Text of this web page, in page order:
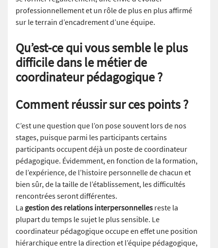
professionnellement et un rôle de plus en plus affirmé
sur le terrain d’encadrement d’une équipe.
Qu’est-ce qui vous semble le plus
difficile dans le métier de
coordinateur pédagogique ?
Comment réussir sur ces points ?
C’est une question que l’on pose souvent lors de nos
stages, puisque parmi les participants certains
participants occupent déjà un poste de coordinateur
pédagogique. Évidemment, en fonction de la formation,
de l’expérience, de l’histoire personnelle de chacun et
bien sûr, de la taille de l’établissement, les difficultés
rencontrées seront différentes.
La gestion des relations interpersonnelles reste la
plupart du temps le sujet le plus sensible. Le
coordinateur pédagogique occupe en effet une position
hiérarchique entre la direction et l’équipe pédagogique,